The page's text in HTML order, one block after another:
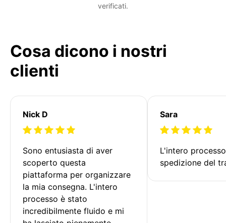
verificati.
Cosa dicono i nostri
clienti
Nick D
Sono entusiasta di aver
scoperto questa
piattaforma per organizzare
la mia consegna. L'intero
processo è stato
incredibilmente fluido e mi
Sara
L'intero
spedizione del